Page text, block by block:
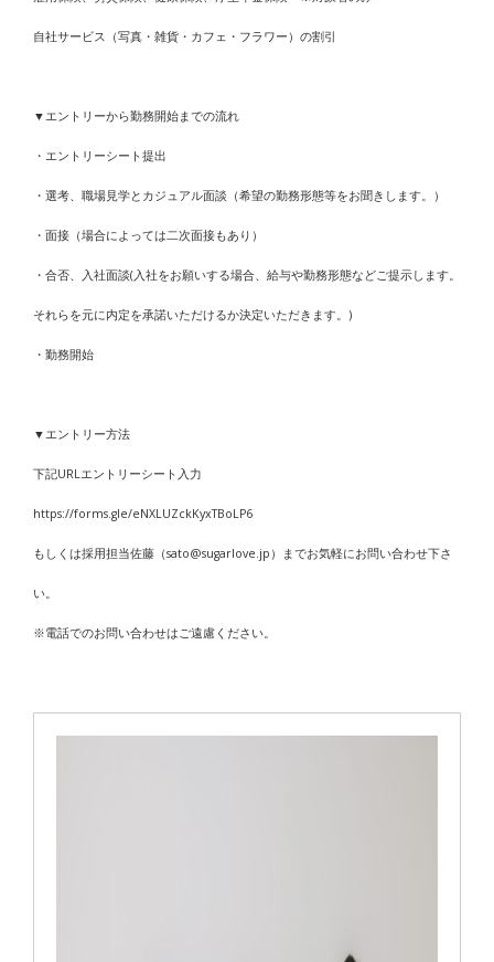
自社サービス（写真・雑貨・カフェ・フラワー）の割引
▼エントリーから勤務開始までの流れ
・エントリーシート提出
・選考、職場見学とカジュアル面談（希望の勤務形態等をお聞きします。）
・面接（場合によっては二次面接もあり）
・合否、入社面談(入社をお願いする場合、給与や勤務形態などご提示します。
それらを元に内定を承諾いただけるか決定いただきます。)
・勤務開始
▼エントリー方法
下記URLエントリーシート入力
https://forms.gle/eNXLUZckKyxTBoLP6
もしくは採用担当佐藤（sato@sugarlove.jp）までお気軽にお問い合わせ下さ
い。
※電話でのお問い合わせはご遠慮ください。